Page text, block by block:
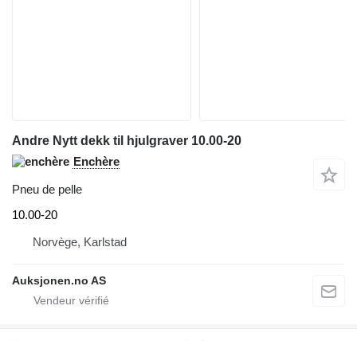
Andre Nytt dekk til hjulgraver 10.00-20
Enchère
Pneu de pelle
10.00-20
Norvège, Karlstad
Auksjonen.no AS